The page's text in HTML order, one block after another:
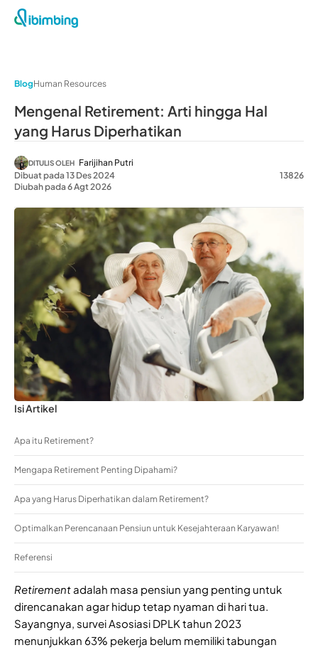
BlogHuman Resources
Mengenal Retirement: Arti hingga Hal
yang Harus Diperhatikan
DITULIS OLEH Farijihan Putri
Dibuat pada 13 Des 2024
Diubah pada 6 Agt 2026
13826
Isi Artikel
Apa itu Retirement?
Mengapa Retirement Penting Dipahami?
Apa yang Harus Diperhatikan dalam Retirement?
Optimalkan Perencanaan Pensiun untuk Kesejahteraan Karyawan!
Referensi
Retirementadalah masa pensiun yang penting untuk
direncanakan agar hidup tetap nyaman di hari tua.
Sayangnya, survei Asosiasi DPLK tahun 2023
menunjukkan 63% pekerja belum memiliki tabungan